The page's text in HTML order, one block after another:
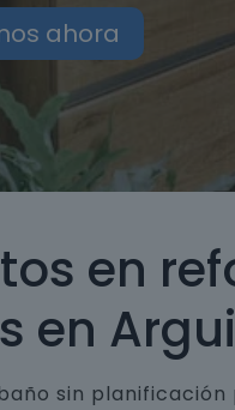
ahora
en
en
sin